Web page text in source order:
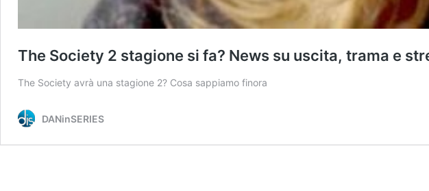
The Society 2 stagione si fa? News su uscita, trama e
The Society avrà una stagione 2? Cosa sappiamo finora
DANinSERIES